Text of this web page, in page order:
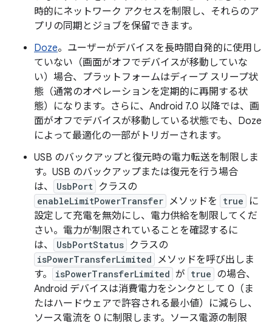
時的にネットワーク アクセスを制限し、それらのア
プリの同期とジョブを保留できます。
Doze。ユーザーがデバイスを長時間自発的に使用し
ていない（画面がオフでデバイスが移動していな
い）場合、プラットフォームはディープ スリープ状
態（通常のオペレーションを定期的に再開する状
態）になります。さらに、Android 7.0 以降では、画
面がオフでデバイスが移動している状態でも、Doze
によって最適化の一部がトリガーされます。
USB のバックアップと復元時の電力転送を制限しま
す。USB のバックアップまたは復元を行う場合
は、
UsbPort クラスの
enableLimitPowerTransfer メソッドを true
に
設定して充電を無効にし、電力供給を制限してくだ
さい。電力が制限されていることを確認するに
は、
UsbPortStatus クラスの
isPowerTransferLimited
メソッドを呼び出しま
す。
isPowerTransferLimited が true の場合、
Android デバイスは消費電力をシンクとして 0（ま
たはハードウェアで許容される最小値）に減らし、
ソース電流を 0 に制限します。ソース電源の制限